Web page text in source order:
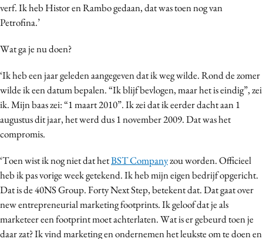
verf. Ik heb Histor en Rambo gedaan, dat was toen nog van
Petrofina.’
Wat ga je nu doen?
‘Ik heb een jaar geleden aangegeven dat ik weg wilde. Rond de zomer
wilde ik een datum bepalen. “Ik blijf bevlogen, maar het is eindig”, zei
ik. Mijn baas zei: “1 maart 2010”. Ik zei dat ik eerder dacht aan 1
augustus dit jaar, het werd dus 1 november 2009. Dat was het
compromis.
‘Toen wist ik nog niet dat hetBST Companyzou worden. Officieel
heb ik pas vorige week getekend. Ik heb mijn eigen bedrijf opgericht.
Dat is de 40NS Group. Forty Next Step, betekent dat. Dat gaat over
new entrepreneurial marketing footprints. Ik geloof dat je als
marketeer een footprint moet achterlaten. Wat is er gebeurd toen je
daar zat? Ik vind marketing en ondernemen het leukste om te doen en